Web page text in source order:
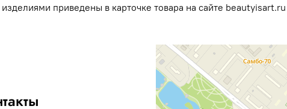
приведены в карточке товара на сайте